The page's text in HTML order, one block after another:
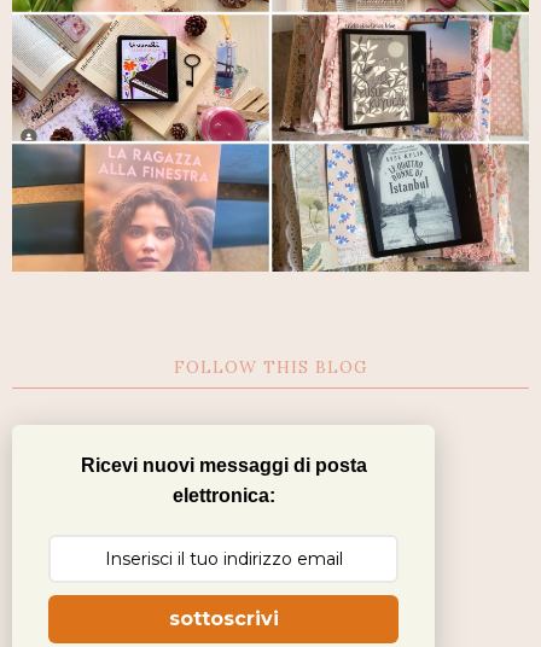
FOLLOW THIS BLOG
Ricevi nuovi messaggi di posta
elettronica:
sottoscrivi